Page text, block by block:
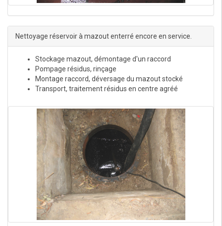
Nettoyage réservoir à mazout enterré encore en service.
Stockage mazout, démontage d'un raccord
Pompage résidus, rinçage
Montage raccord, déversage du mazout stocké
Transport, traitement résidus en centre agréé